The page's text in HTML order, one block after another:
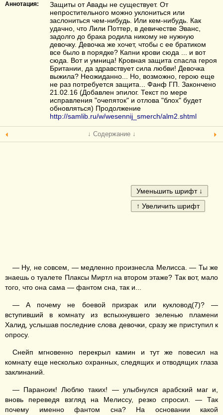
Аннотация:
Защиты от Авады не существует. От
непростительного можно уклониться или
заслониться чем-нибудь. Или кем-нибудь. Как
удачно, что Лили Поттер, в девичестве Эванс,
задолго до брака родила никому не нужную
девочку. Девочка же хочет, чтобы с ее братиком
все было в порядке? Капни крови сюда ... и вот
сюда. Вот и умница! Кровная защита спасла героя
Британии, да здравствует сила любви! Девочка
выжила? Неожиданно... Но, возможно, герою еще
не раз потребуется защита... Фанф ГП. Закончено
21.02.16 (Добавлен эпилог. Текст по мере
исправления "очепяток" и отлова "блох" будет
обновляться) Продолжение
http://samlib.ru/w/wesennij_smerch/alm2.shtml
↓ Содержание ↓
— Ну, не совсем, — медленно произнесла Мелисса. — Ты же
знаешь о туалете Плаксы Миртл на втором этаже? Так вот, мало
того, что она сама — фантом сна, так и...
— А почему не боевой призрак или кукловод(7)? —
вступивший в комнату из вспыхнувшего зеленью пламени
Халид, услышав последние слова девочки, сразу же приступил к
опросу.
Снейп мгновенно перекрыл камин и тут же повесил на
комнату еще несколько охранных, следящих и отводящих глаза
заклинаний.
— Параноик! Люблю таких! — улыбнулся арабский маг и,
вновь переведя взгляд на Мелиссу, резко спросил. — Так
почему именно фантом сна? На основании какой